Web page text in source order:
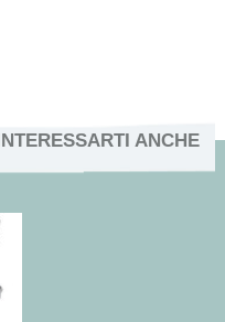
ANCHE